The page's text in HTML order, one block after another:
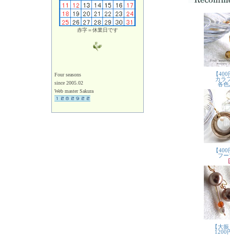
赤字＝休業日です
Four seasons
since 2005.02
Web master Sakura